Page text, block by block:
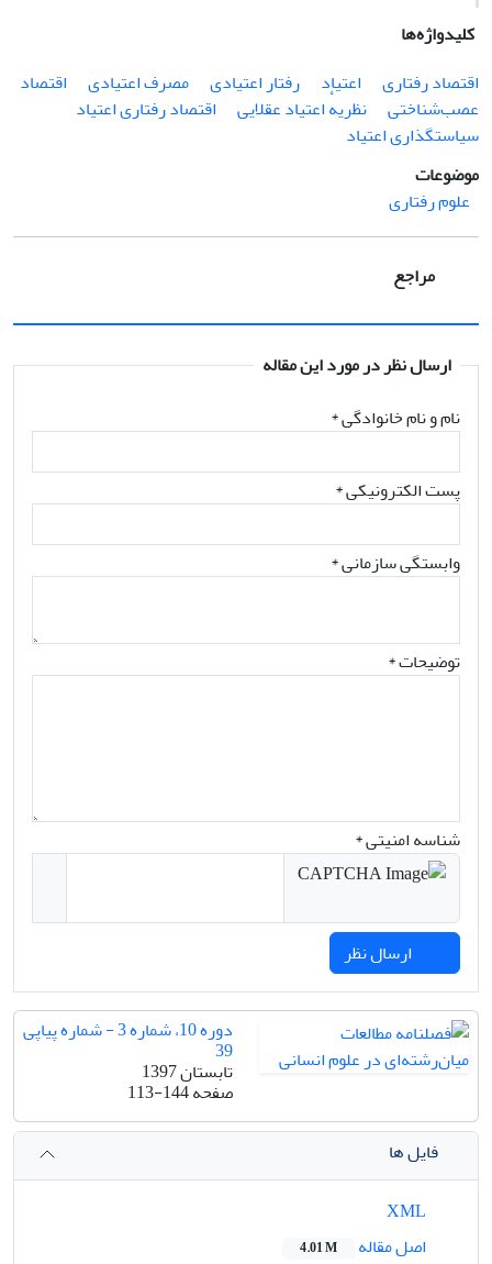
کلیدواژه‌ها
اقتصاد رفتاری
اعتیاد رفتار اعتیادی مصرف اعتیادی
اقتصاد
عصب‌شناختی
نظریهٔ اعتیاد عقلایی
اقتصاد رفتاری اعتیاد
سیاستگذاری اعتیاد
موضوعات
علوم رفتاری
مراجع
ارسال نظر در مورد این مقاله
نام و نام خانوادگی*
پست الکترونیکی*
وابستگی سازمانی *
توضیحات *
شناسه امنیتی *
دوره 10، شماره 3 - شماره پیاپی
39
تابستان 1397
صفحه113-144
فایل ها
اصل مقاله
4.01 M